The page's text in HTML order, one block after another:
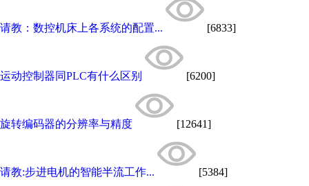
请教：数控机床上各系统的配置... [6833]
运动控制器同PLC有什么区别 [6200]
旋转编码器的分辨率与精度 [12641]
请教:步进电机的智能半流工作... [5384]